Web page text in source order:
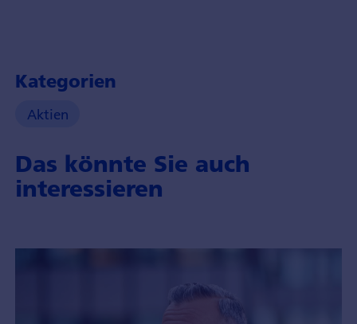
Kategorien
Aktien
Das könnte Sie auch
interessieren